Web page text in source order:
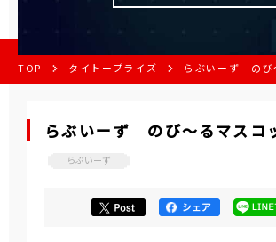
TOP タイトープライズ らぶいーず のび
らぶいーず のび～るマスコ
らぶいーず